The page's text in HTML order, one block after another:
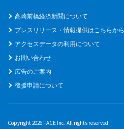
高崎前橋経済新聞について
プレスリリース・情報提供はこちらから
アクセスデータの利用について
お問い合わせ
広告のご案内
後援申請について
Copyright 2026 FACE Inc. All rights reserved.